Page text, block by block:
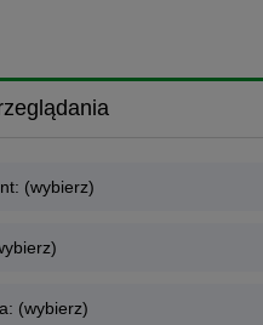
(wybierz)
(wybierz)